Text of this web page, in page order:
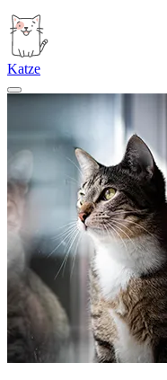
Katze